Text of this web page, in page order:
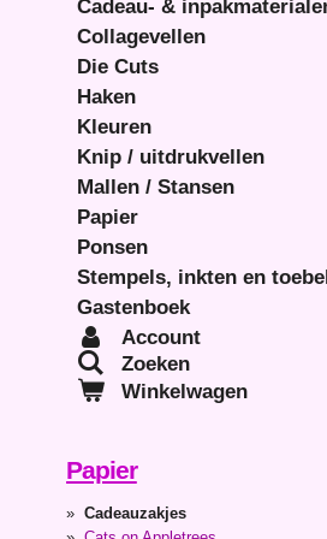
Cadeau- &
Collagevellen
Die Cuts
Haken
Kleuren
Knip / uitdrukvellen
Mallen / Stansen
Papier
Ponsen
Stempels, inkten en
Gastenboek
Account
Zoeken
Winkelwagen
Papier
Cadeauzakjes